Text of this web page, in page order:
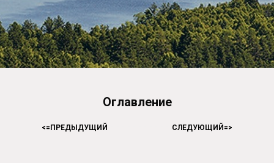
Оглавление
<=ПРЕДЫДУЩИЙ СЛЕДУЮЩИЙ=>